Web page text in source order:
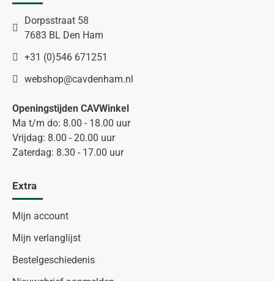
Dorpsstraat 58
7683 BL Den Ham
+31 (0)546 671251
webshop@cavdenham.nl
Openingstijden CAVWinkel
Ma t/m do: 8.00 - 18.00 uur
Vrijdag: 8.00 - 20.00 uur
Zaterdag: 8.30 - 17.00 uur
Extra
Mijn account
Mijn verlanglijst
Bestelgeschiedenis